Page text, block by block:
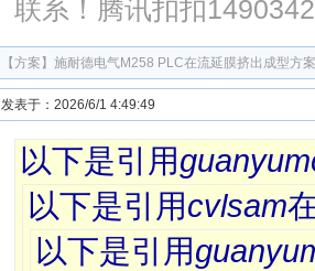
联系！腾讯扣扣
【方案】 施耐德电气M258 PLC在流延膜挤出成型方
发表于：2026/6/1 4:49:49
以下是引用
以下是引用cvlsam
以下是引用